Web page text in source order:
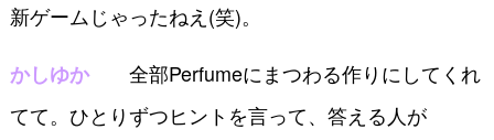
新ゲームじゃったねえ(笑)。
かしゆか全部Perfumeにまつわる作りにしてくれ
てて。ひとりずつヒントを言って、答える人が